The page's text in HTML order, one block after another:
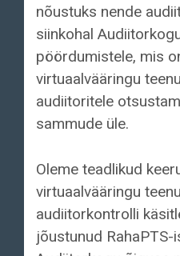
nõustuks nende
siinkohal
pöördumistele, mis
virtuaalvääringu
audiitoritele
sammude üle.
Oleme teadlikud
virtuaalvääringu
audiitorkontrolli
jõustunud